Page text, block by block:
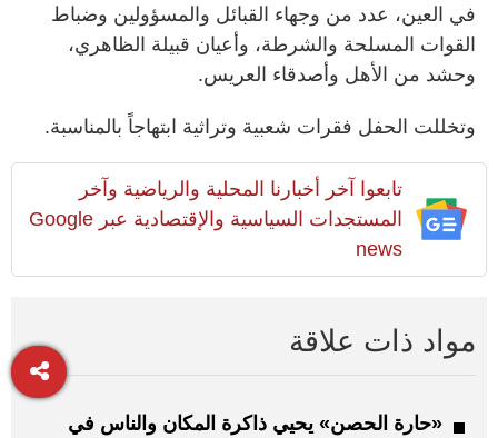
في العين، عدد من وجهاء القبائل والمسؤولين وضباط
القوات المسلحة والشرطة، وأعيان قبيلة الظاهري،
وحشد من الأهل وأصدقاء العريس.
وتخللت الحفل فقرات شعبية وتراثية ابتهاجاً بالمناسبة.
تابعوا آخر أخبارنا المحلية والرياضية وآخر
المستجدات السياسية والإقتصادية عبر Google
news
مواد ذات علاقة
«حارة الحصن» يحيي ذاكرة المكان والناس في